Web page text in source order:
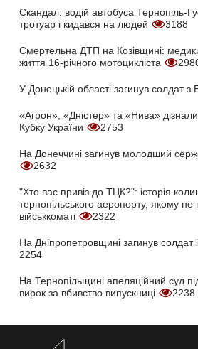
Скандал: водій автобуса Тернопіль-
тротуар і кидався на людей
3188
Смертельна ДТП на Козівщині:
життя 16-річного мотоцикліста
У Донецькій області загинув солдат
«Агрон», «Дністер» та «Нива»
Кубку України
2753
На Донеччині загинув молодший
2632
"Хто вас привіз до ТЦК?": історія
тернопільського аеропорту, якому не
військкоматі
2322
На Дніпропетровщині загинув солдат
2254
На Тернопільщині апеляційний суд
вирок за вбивство випускниці
2238